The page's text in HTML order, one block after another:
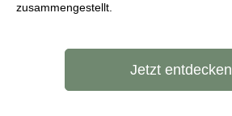
zusammengestellt.
Jetzt entdecken